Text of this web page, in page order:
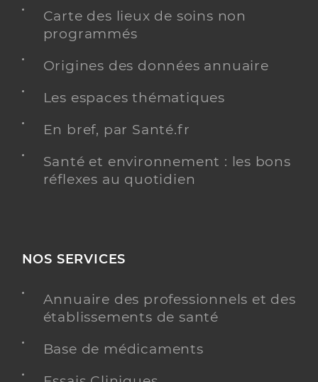
Carte des lieux de soins non
programmés
Origines des données annuaire
Les espaces thématiques
En bref, par Santé.fr
Santé et environnement : les bons
réflexes au quotidien
NOS SERVICES
Annuaire des professionnels et des
établissements de santé
Base de médicaments